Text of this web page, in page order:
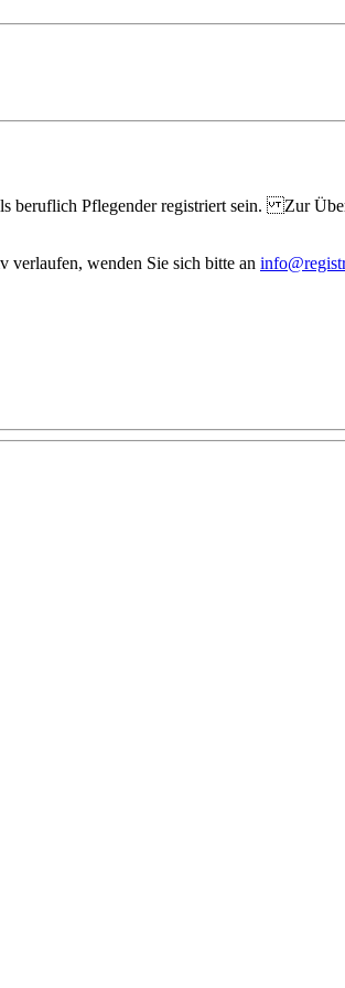
beruflich Pflegender registriert sein. Zur
verlaufen, wenden Sie sich bitte an